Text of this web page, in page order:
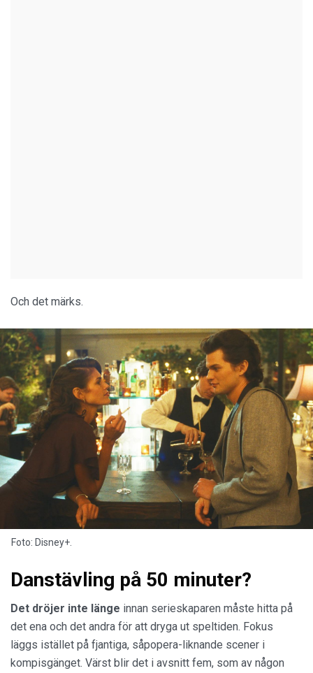
Och det märks.
Foto: Disney+.
Danstävling på 50 minuter?
Det dröjer inte länge innan serieskaparen måste hitta på
det ena och det andra för att dryga ut speltiden. Fokus
läggs istället på fjantiga, såpopera-liknande scener i
kompisgänget. Värst blir det i avsnitt fem, som av någon